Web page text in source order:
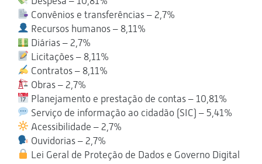
Convênios e transferências – 2,7%
Recursos humanos – 8,11%
Diárias – 2,7%
Licitações – 8,11%
Contratos – 8,11%
Obras – 2,7%
Planejamento e prestação de contas – 10,81%
Serviço de informação ao cidadão (SIC) – 5,41%
Acessibilidade – 2,7%
Ouvidorias – 2,7%
Lei Geral de Proteção de Dados e Governo Digital